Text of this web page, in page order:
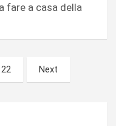
fare a casa della
22 Next